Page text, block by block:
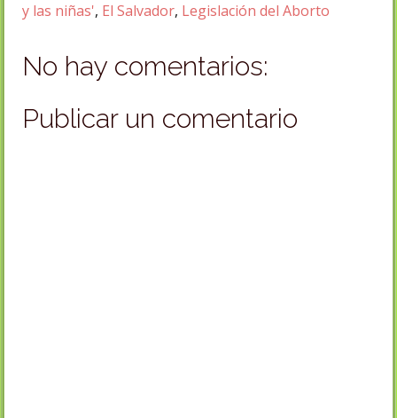
y las niñas', El Salvador, Legislación del Aborto
No hay comentarios:
Publicar un comentario